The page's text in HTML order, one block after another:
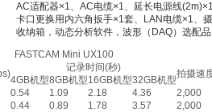
AC适配器×1、AC电缆×1、延长电源线
卡口更换用内六角扳手×1套、LAN电缆×1
收纳箱，动态分析软件，波形（DAQ）选配品
FASTCAM Mini UX100
记录时间(秒)
拍摄速
4GB机型8GB机型16GB机型32GB机型
0.54 1.09 2.18 4.36
2,000
0.44 0.89 1.78 3.57
2,000